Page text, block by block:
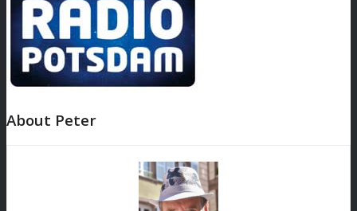
About Peter